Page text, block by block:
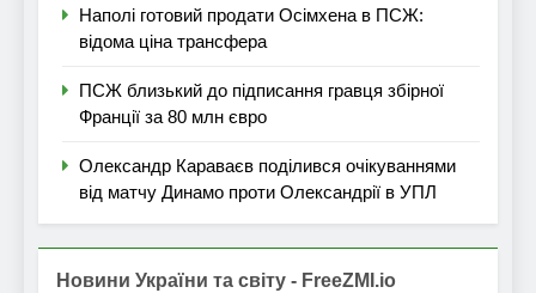
Наполі готовий продати Осімхена в ПСЖ:
відома ціна трансфера
ПСЖ близький до підписання гравця збірної
Франції за 80 млн євро
Олександр Караваєв поділився очікуваннями
від матчу Динамо проти Олександрії в УПЛ
Новини України та світу - FreeZMI.io